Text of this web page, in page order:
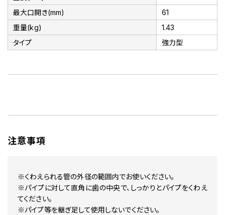
最大口開き(mm)
61
重量(kg)
1.43
タイプ
強力型
注意事項
※くわえられる管の外径の範囲内でお使いください。
※パイプに対して直角に歯の中央で、しっかりとパイプをくわえ
てください。
※パイプ等を継ぎ足して使用しないでください。